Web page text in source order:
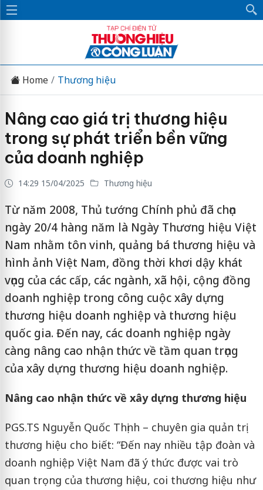
Home Thương hiệu
Nâng cao giá trị thương hiệu
trong sự phát triển bền vững
của doanh nghiệp
14:29 15/04/2025 Thương hiệu
Từ năm 2008, Thủ tướng Chính phủ đã chọn
ngày 20/4 hàng năm là Ngày Thương hiệu Việt
Nam nhằm tôn vinh, quảng bá thương hiệu và
hình ảnh Việt Nam, đồng thời khơi dậy khát
vọng của các cấp, các ngành, xã hội, cộng đồng
doanh nghiệp trong công cuộc xây dựng
thương hiệu doanh nghiệp và thương hiệu
quốc gia. Đến nay, các doanh nghiệp ngày
càng nâng cao nhận thức về tầm quan trọng
của xây dựng thương hiệu doanh nghiệp.
Nâng cao nhận thức về xây dựng thương hiệu
PGS.TS Nguyễn Quốc Thịnh – chuyên gia quản trị
thương hiệu cho biết: “Đến nay nhiều tập đoàn và
doanh nghiệp Việt Nam đã ý thức được vai trò
quan trọng của thương hiệu, coi thương hiệu như